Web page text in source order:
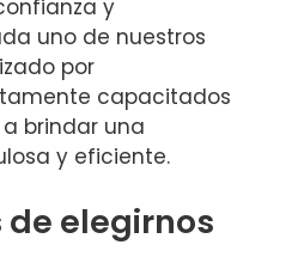
y
uno de nuestros
por
capacitados
brindar una
y eficiente.
de elegirnos